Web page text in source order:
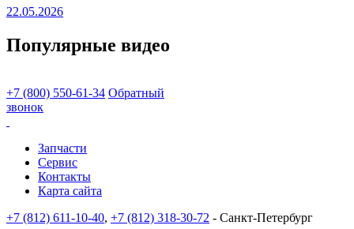
22.05.2026
Популярные видео
+7 (800) 550-61-34 Обратный
звонок
Запчасти
Сервис
Контакты
Карта сайта
+7 (812) 611-10-40, +7 (812) 318-30-72 - Санкт-Петербург